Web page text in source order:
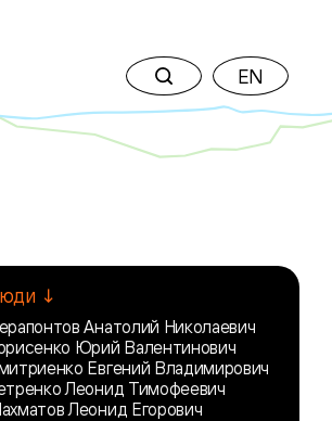
EN
↓
Анатолий Николаевич
Юрий Валентинович
Евгений Владимирович
Леонид Тимофеевич
Леонид Егорович